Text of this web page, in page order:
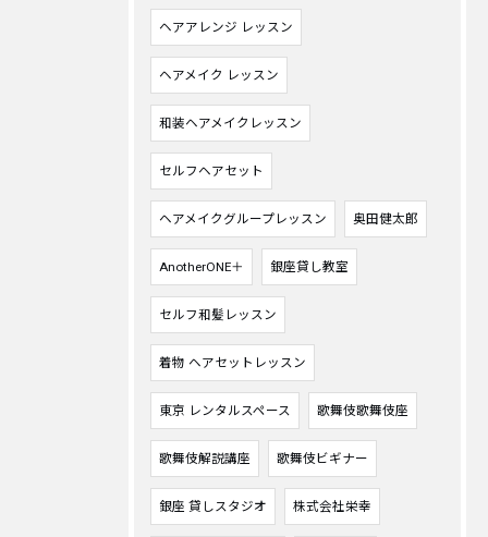
ヘアアレンジ レッスン
ヘアメイク レッスン
和装ヘアメイクレッスン
セルフヘアセット
ヘアメイクグループレッスン 奥田健太郎
AnotherONE＋ 銀座貸し教室
セルフ和髪レッスン
着物 ヘアセットレッスン
東京 レンタルスペース 歌舞伎歌舞伎座
歌舞伎解説講座 歌舞伎ビギナー
銀座 貸しスタジオ 株式会社栄幸